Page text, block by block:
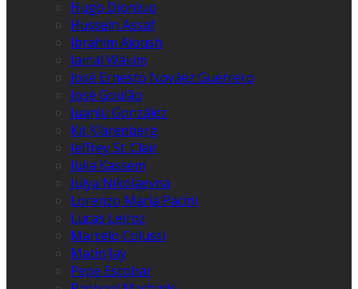
Hugo Dionísio
Hussein Assaf
Ibrahim Aloush
Jamal Wakim
José Ernesto Nováez Guerrero
José Goulão
Juanlu González
Kit Klarenberg
Jeffrey St. Clair
Julia Kassem
Julya Nikolaevna
Lorenzo Maria Pacini
Lucas Leiroz
Marcelo Colussi
Matin Jay
Pepe Escobar